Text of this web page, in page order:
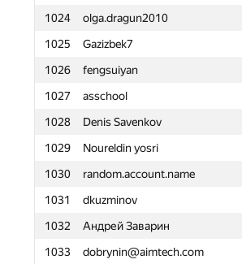
1024
olga.dragun2010
1025
Gazizbek7
1026
fengsuiyan
1027
asschool
1028
Denis Savenkov
1029
Noureldin yosri
1030
random.account.name
1031
dkuzminov
1032
Андрей Заварин
1033
dobrynin@aimtech.com
1001 jjjjj19980806
1002
nikmaknew
1003
annaarchibasova
1004
joker.in.dubey
1005
IvanDyachenko
1006
Optimist
1007
lizhusong922
1008
Lev55i
1009
Hanit Banga
1010
akigeor